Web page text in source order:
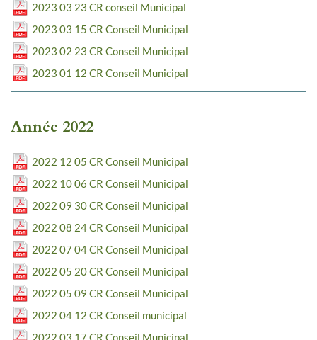
2023 03 23 CR conseil Municipal
2023 03 15 CR Conseil Municipal
2023 02 23 CR Conseil Municipal
2023 01 12 CR Conseil Municipal
Année 2022
2022 12 05 CR Conseil Municipal
2022 10 06 CR Conseil Municipal
2022 09 30 CR Conseil Municipal
2022 08 24 CR Conseil Municipal
2022 07 04 CR Conseil Municipal
2022 05 20 CR Conseil Municipal
2022 05 09 CR Conseil Municipal
2022 04 12 CR Conseil municipal
2022 03 17 CR Conseil Municipal